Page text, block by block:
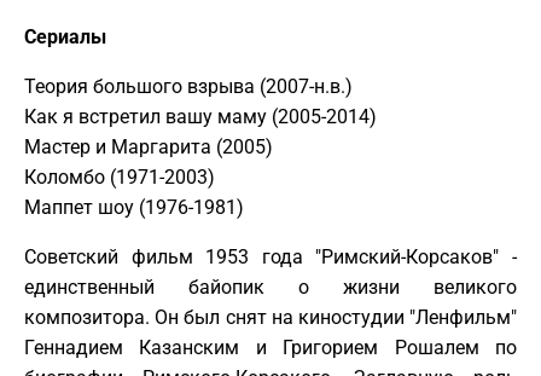
Сериалы
Теория большого взрыва (2007-н.в.)
Как я встретил вашу маму (2005-2014)
Мастер и Маргарита (2005)
Коломбо (1971-2003)
Маппет шоу (1976-1981)
Советский фильм 1953 года "Римский-Корсаков" -
единственный байопик о жизни великого
композитора. Он был снят на киностудии "Ленфильм"
Геннадием Казанским и Григорием Рошалем по